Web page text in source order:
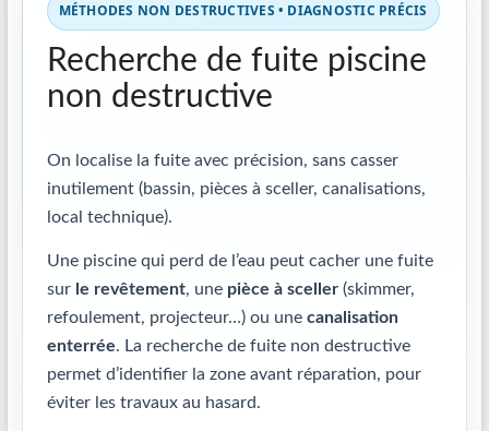
MÉTHODES NON DESTRUCTIVES • DIAGNOSTIC PRÉCIS
Recherche de fuite piscine
non destructive
On localise la fuite avec précision, sans casser
inutilement (bassin, pièces à sceller, canalisations,
local technique).
Une piscine qui perd de l’eau peut cacher une fuite
sur le revêtement, une pièce à sceller(skimmer,
refoulement, projecteur…) ou une canalisation
enterrée. La recherche de fuite non destructive
permet d’identifier la zone avant réparation, pour
éviter les travaux au hasard.